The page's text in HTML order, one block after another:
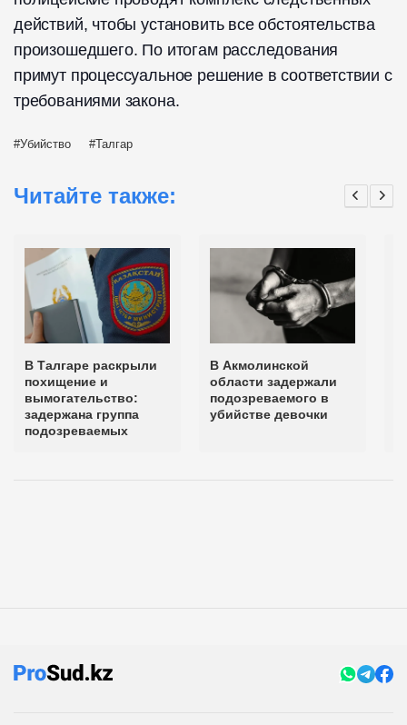
действий, чтобы установить все обстоятельства
произошедшего. По итогам расследования
примут процессуальное решение в соответствии с
требованиями закона.
Убийство Талгар
Читайте также:
В Талгаре раскрыли
похищение и
вымогательство:
задержана группа
подозреваемых
В Акмолинской
области задержали
подозреваемого в
убийстве девочки